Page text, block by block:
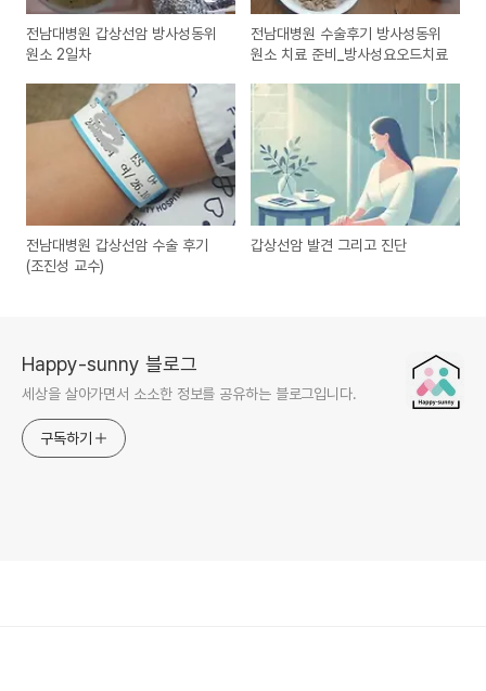
전남대병원 갑상선암 방사성동위
원소 2일차
전남대병원 수술후기 방사성동위
원소 치료 준비_방사성요오드치료
전남대병원 갑상선암 수술 후기
(조진성 교수)
갑상선암 발견 그리고 진단
Happy-sunny 블로그
세상을 살아가면서 소소한 정보를 공유하는 블로그입니다.
구독하기